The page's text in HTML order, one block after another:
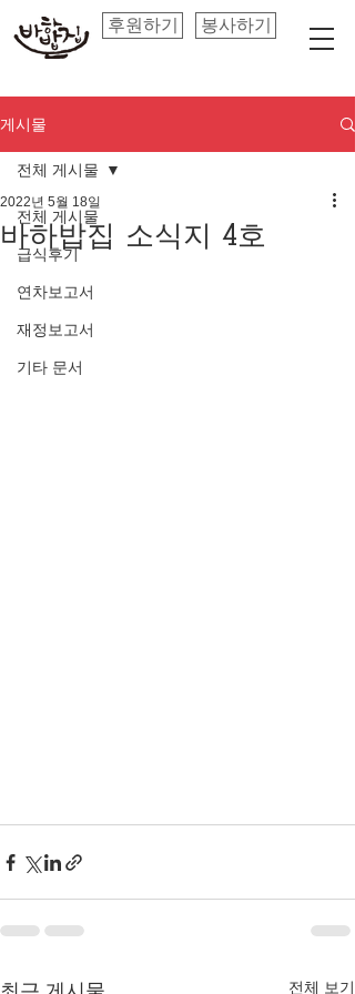
후원하기 봉사하기
게시물
전체 게시물
급식후기
연차보고서
재정보고서
기타 문서
전체 게시물
바하밥집 소식지 4호
2022년 5월 18일
전체 보기